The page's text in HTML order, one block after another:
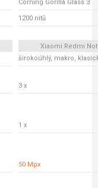
Corning Gorilla Glass 3
1200 nitů
Xiaomi Redmi
širokoúhlý, makro,
3 x
1 x
50 Mpx